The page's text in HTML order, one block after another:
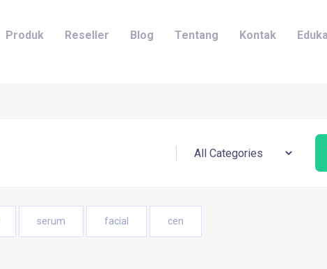
Produk Reseller Blog Tentang Kontak
serum facial cen